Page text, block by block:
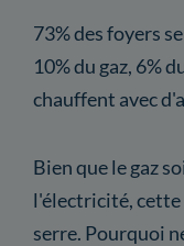
73% des foyers
10% du gaz, 6%
chauffent avec
Bien que le gaz
l'électricité, cette
serre. Pourquoi